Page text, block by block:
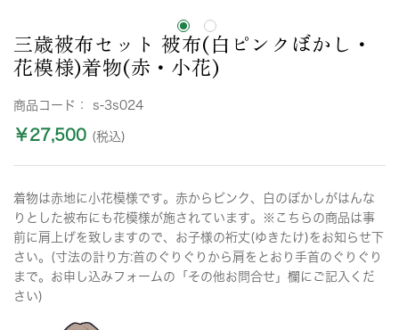
三歳被布セット 被布(白ピンクぼかし・
花模様)着物(赤・小花)
商品コード： s-3s024
￥27,500 (税込)
着物は赤地に小花模様です。赤からピンク、白のぼかしがはんな
りとした被布にも花模様が施されています。※こちらの商品は事
前に肩上げを致しますので、お子様の裄丈(ゆきたけ)をお知らせ下
さい。(寸法の計り方:首のぐりぐりから肩をとおり手首のぐりぐり
まで。お申し込みフォームの「その他お問合せ」欄にご記入くだ
さい)